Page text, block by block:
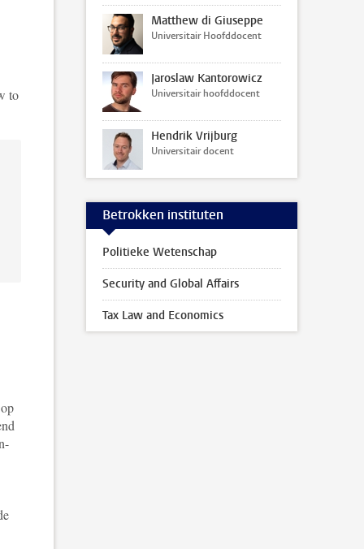
to
Matthew di Giuseppe
Universitair Hoofddocent
Jaroslaw Kantorowicz
Universitair hoofddocent
Hendrik Vrijburg
Universitair docent
Betrokken instituten
Politieke Wetenschap
Security and Global Affairs
Tax Law and Economics